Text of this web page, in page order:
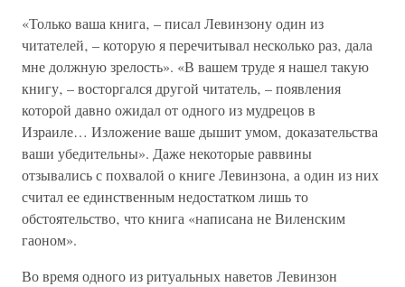
«Только ваша книга‚ – писал Левинзону один из
читателей‚ – которую я перечитывал несколько раз‚ дала
мне должную зрелость». «В вашем труде я нашел такую
книгу‚ – восторгался другой читатель‚ – появления
которой давно ожидал от одного из мудрецов в
Израиле… Изложение ваше дышит умом‚ доказательства
ваши убедительны». Даже некоторые раввины
отзывались с похвалой о книге Левинзона‚ а один из них
считал ее единственным недостатком лишь то
обстоятельство‚ что книга «написана не Виленским
гаоном».
Во время одного из ритуальных наветов Левинзон